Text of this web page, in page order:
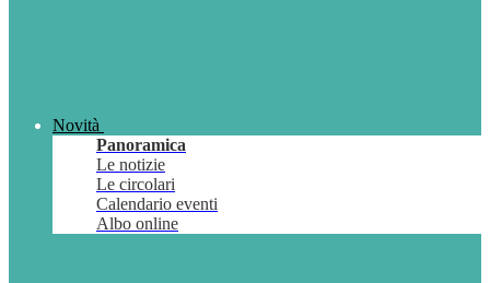
Novità
Panoramica
Le notizie
Le circolari
Calendario eventi
Albo online